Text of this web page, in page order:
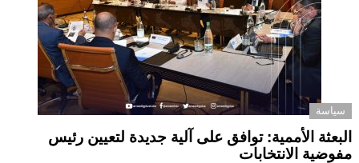
سياسة
البعثة الأممية: توافق على آلية جديدة لتعيين رئيس
مفوضية الانتخابات